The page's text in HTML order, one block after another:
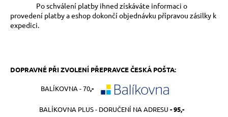
Po schválení platby ihned získáváte informaci o
provedení platby a eshop dokončí objednávku přípravou zásilky k
expedici.
DOPRAVNÉ PŘI ZVOLENÍ PŘEPRAVCE ČESKÁ POŠTA:
BALÍKOVNA - 70,-
BALÍKOVNA PLUS - DORUČENÍ NA ADRESU - 95,-